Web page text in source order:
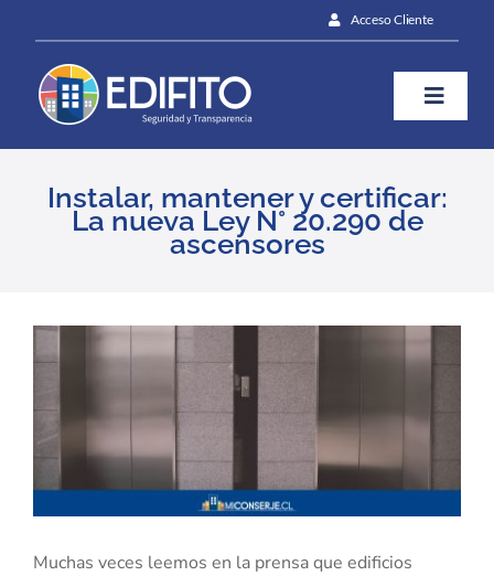
content
Acceso Cliente
Toggle
Blog
Contáctanos
Instalar, mantener y certificar:
La nueva Ley N° 20.290 de
ascensores
View
Larger
Muchas veces leemos en la prensa que edificios